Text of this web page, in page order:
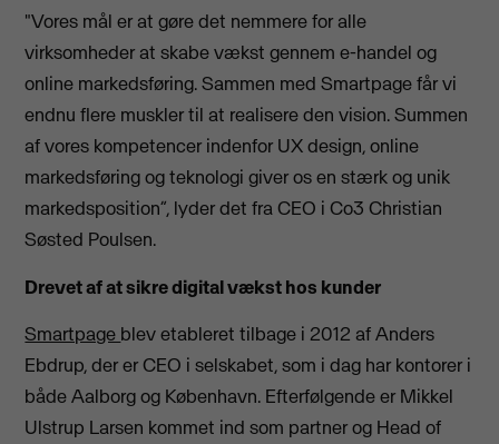
"Vores mål er at gøre det nemmere for alle
virksomheder at skabe vækst gennem e-handel og
online markedsføring. Sammen med Smartpage får vi
endnu flere muskler til at realisere den vision. Summen
af vores kompetencer indenfor UX design, online
markedsføring og teknologi giver os en stærk og unik
markedsposition”, lyder det fra CEO i Co3 Christian
Søsted Poulsen.
Drevet af at sikre digital vækst hos kunder
Smartpage blev etableret tilbage i 2012 af Anders
Ebdrup, der er CEO i selskabet, som i dag har kontorer i
både Aalborg og København. Efterfølgende er Mikkel
Ulstrup Larsen kommet ind som partner og Head of